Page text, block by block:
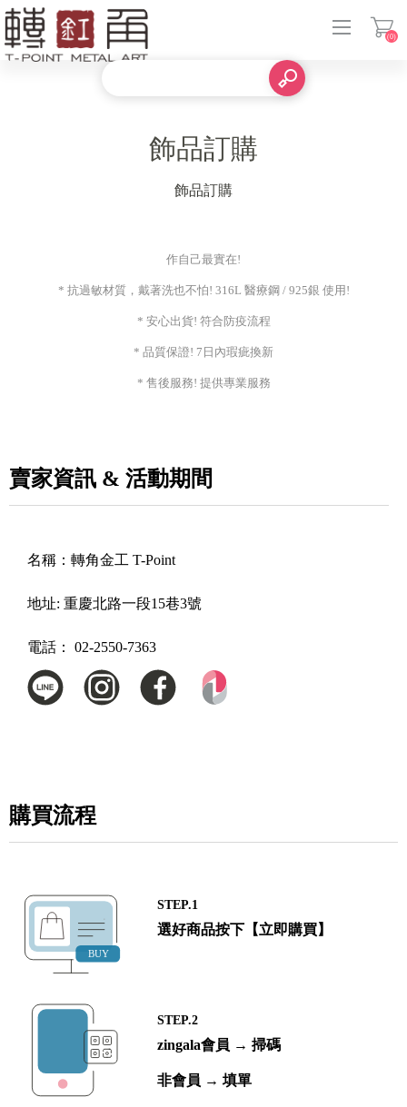
(0)
飾品訂購
飾品訂購
作自己最實在!
* 抗過敏材質，戴著洗也不怕! 316L 醫療鋼 / 925銀 使用!
* 安心出貨! 符合防疫流程
* 品質保證! 7日內瑕疵換新
* 售後服務! 提供專業服務
賣家資訊 & 活動期間
名稱： 轉角金工 T-Point
地址: 重慶北路一段15巷3號
電話： 02-2550-7363
購買流程
STEP.1
選好商品按下【立即購買】
STEP.2
zingala會員 → 掃碼
非會員 → 填單